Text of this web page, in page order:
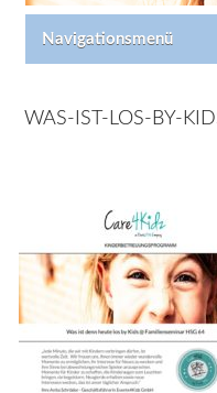
Navigationsmenü
WAS-IST-LOS-BY-